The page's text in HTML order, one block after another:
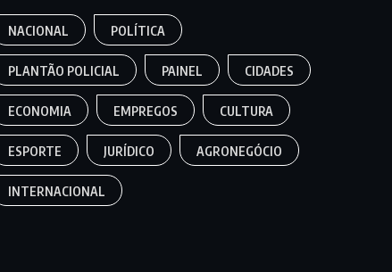
NACIONAL POLÍTICA
PLANTÃO POLICIAL PAINEL CIDADES
ECONOMIA EMPREGOS CULTURA
ESPORTE JURÍDICO AGRONEGÓCIO
INTERNACIONAL